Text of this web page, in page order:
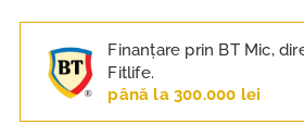
Finanțare prin BT Mic,
Fitlife.
până la 300.000 lei